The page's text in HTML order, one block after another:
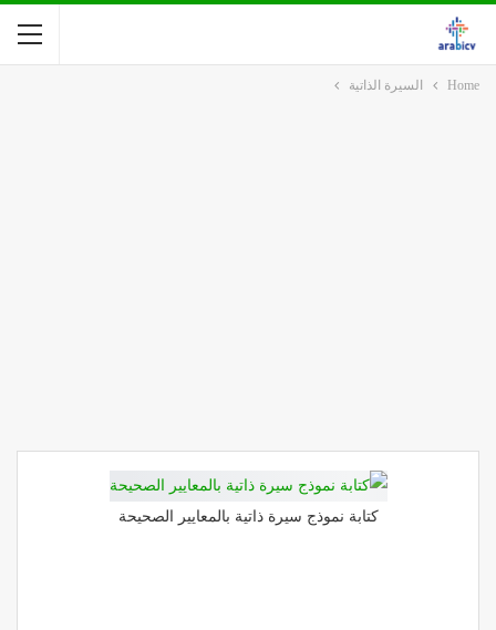
Home السيرة الذاتية
كتابة نموذج سيرة ذاتية بالمعايير الصحيحة